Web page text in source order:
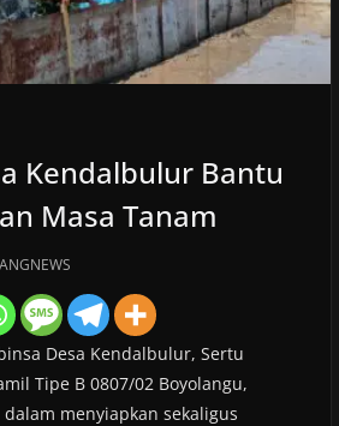
Kendalbulur Bantu
Masa Tanam
Desa Kendalbulur, Sertu
Tipe B 0807/02 Boyolangu,
menyiapkan sekaligus